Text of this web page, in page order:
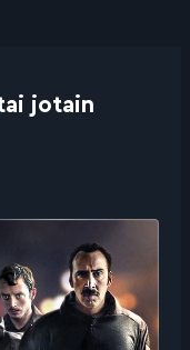
jotain